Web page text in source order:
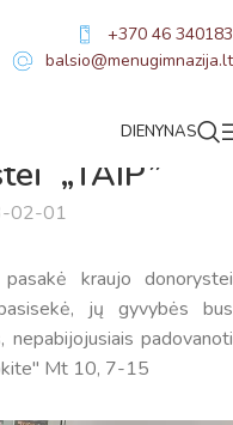
+370 46 340183
balsio@menugimnazija.lt
DIENYNAS
„TAIP”
02-01
kraujo donorystei
jų gyvybės bus
nepabijojusiais padovanoti
Mt 10, 7-15